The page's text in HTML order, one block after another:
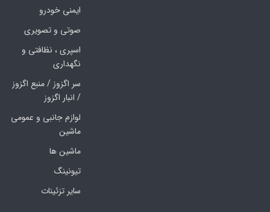
ایمنی خودرو
صوتی و تصویری
اسپری ، نظافتی و
نگهداری
سر اگزوز / منبع اگزوز
/ انبار اگزوز
لوازم جانبی و عمومی
ماشین
ماشین ها
تیونینگ
سایر تزئینات